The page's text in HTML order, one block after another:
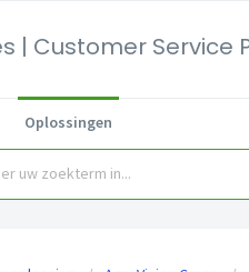
| Customer Service
Oplossingen